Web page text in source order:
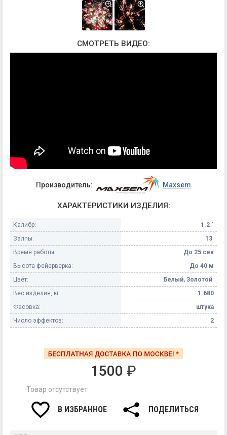
СМОТРЕТЬ ВИДЕО:
Производитель: Maxsem
ХАРАКТЕРИСТИКИ ИЗДЕЛИЯ:
Калибр:
1.2 "
Залпы:
13
Время работы:
До 25 сек
Высота фейерверка:
До 40 м
Цвет:
Белый, Золотой
Вес изделия, кг:
1.680
Фасовка:
штука
Число эффектов:
2
1500 ₽
Товар отсутствует
В ИЗБРАННОЕ ПОДЕЛИТЬСЯ